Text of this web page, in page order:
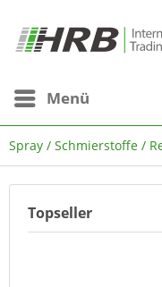
Menü
Spray / Schmierstoffe /
Topseller